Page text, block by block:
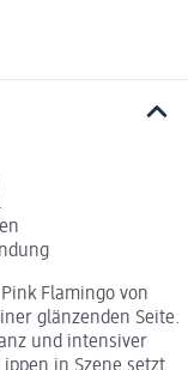
Flamingo von
glänzenden Seite.
und intensiver